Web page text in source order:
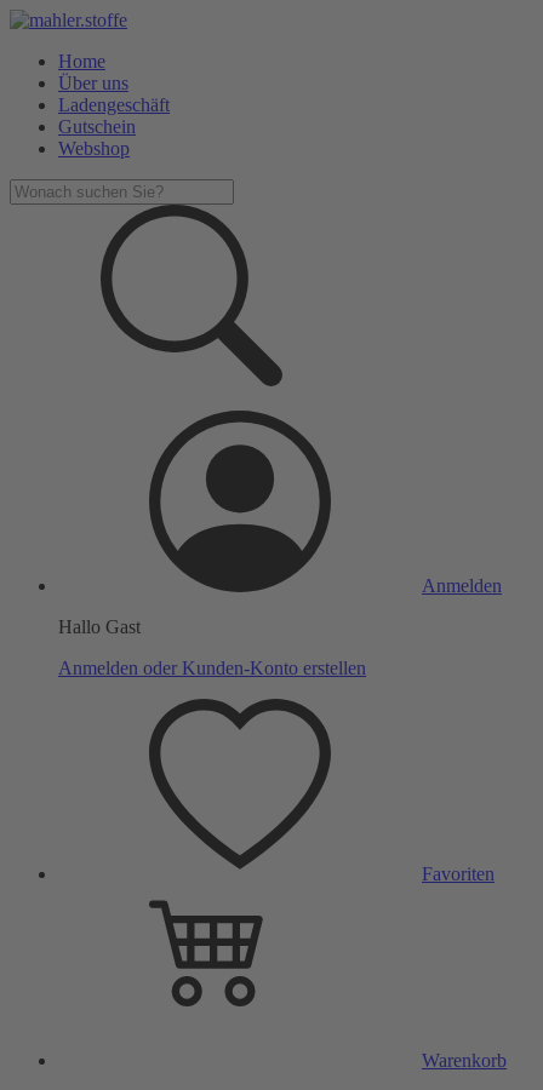
Home
Über uns
Ladengeschäft
Gutschein
Webshop
Anmelden
Hallo Gast
Anmelden oder Kunden-Konto erstellen
Favoriten
Warenkorb